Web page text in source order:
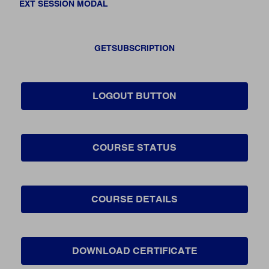
EXT SESSION MODAL
GETSUBSCRIPTION
LOGOUT BUTTON
COURSE STATUS
COURSE DETAILS
DOWNLOAD CERTIFICATE